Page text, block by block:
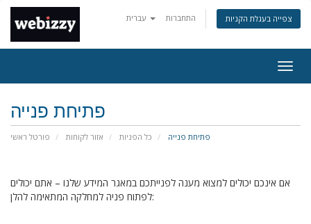
התחברות צפייה בעגלת הקניות
ניווט
פתיחת פנייה
פורטל ראשי אזור לקוחות כל הפניות פתיחת פנייה
אם אינכם יכולים למצוא מענה לפנייתכם במאגר המידע שלנו – אתם יכולים
לפתוח פניה למחלקה המתאימה להלן: